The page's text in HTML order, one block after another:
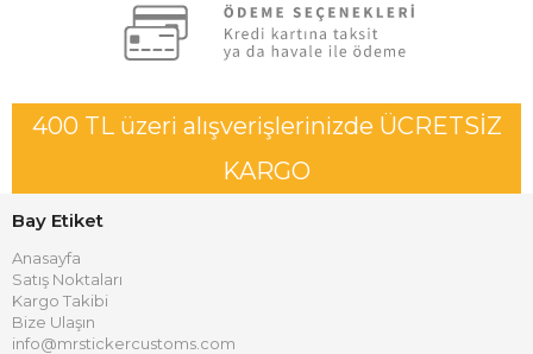
400 TL üzeri alışverişlerinizde ÜCRETSİZ
KARGO
Bay Etiket
Anasayfa
Satış Noktaları
Kargo Takibi
Bize Ulaşın
info@mrstickercustoms.com